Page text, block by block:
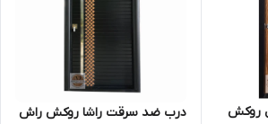
روکش
درب ضد سرقت راشا روکش راش